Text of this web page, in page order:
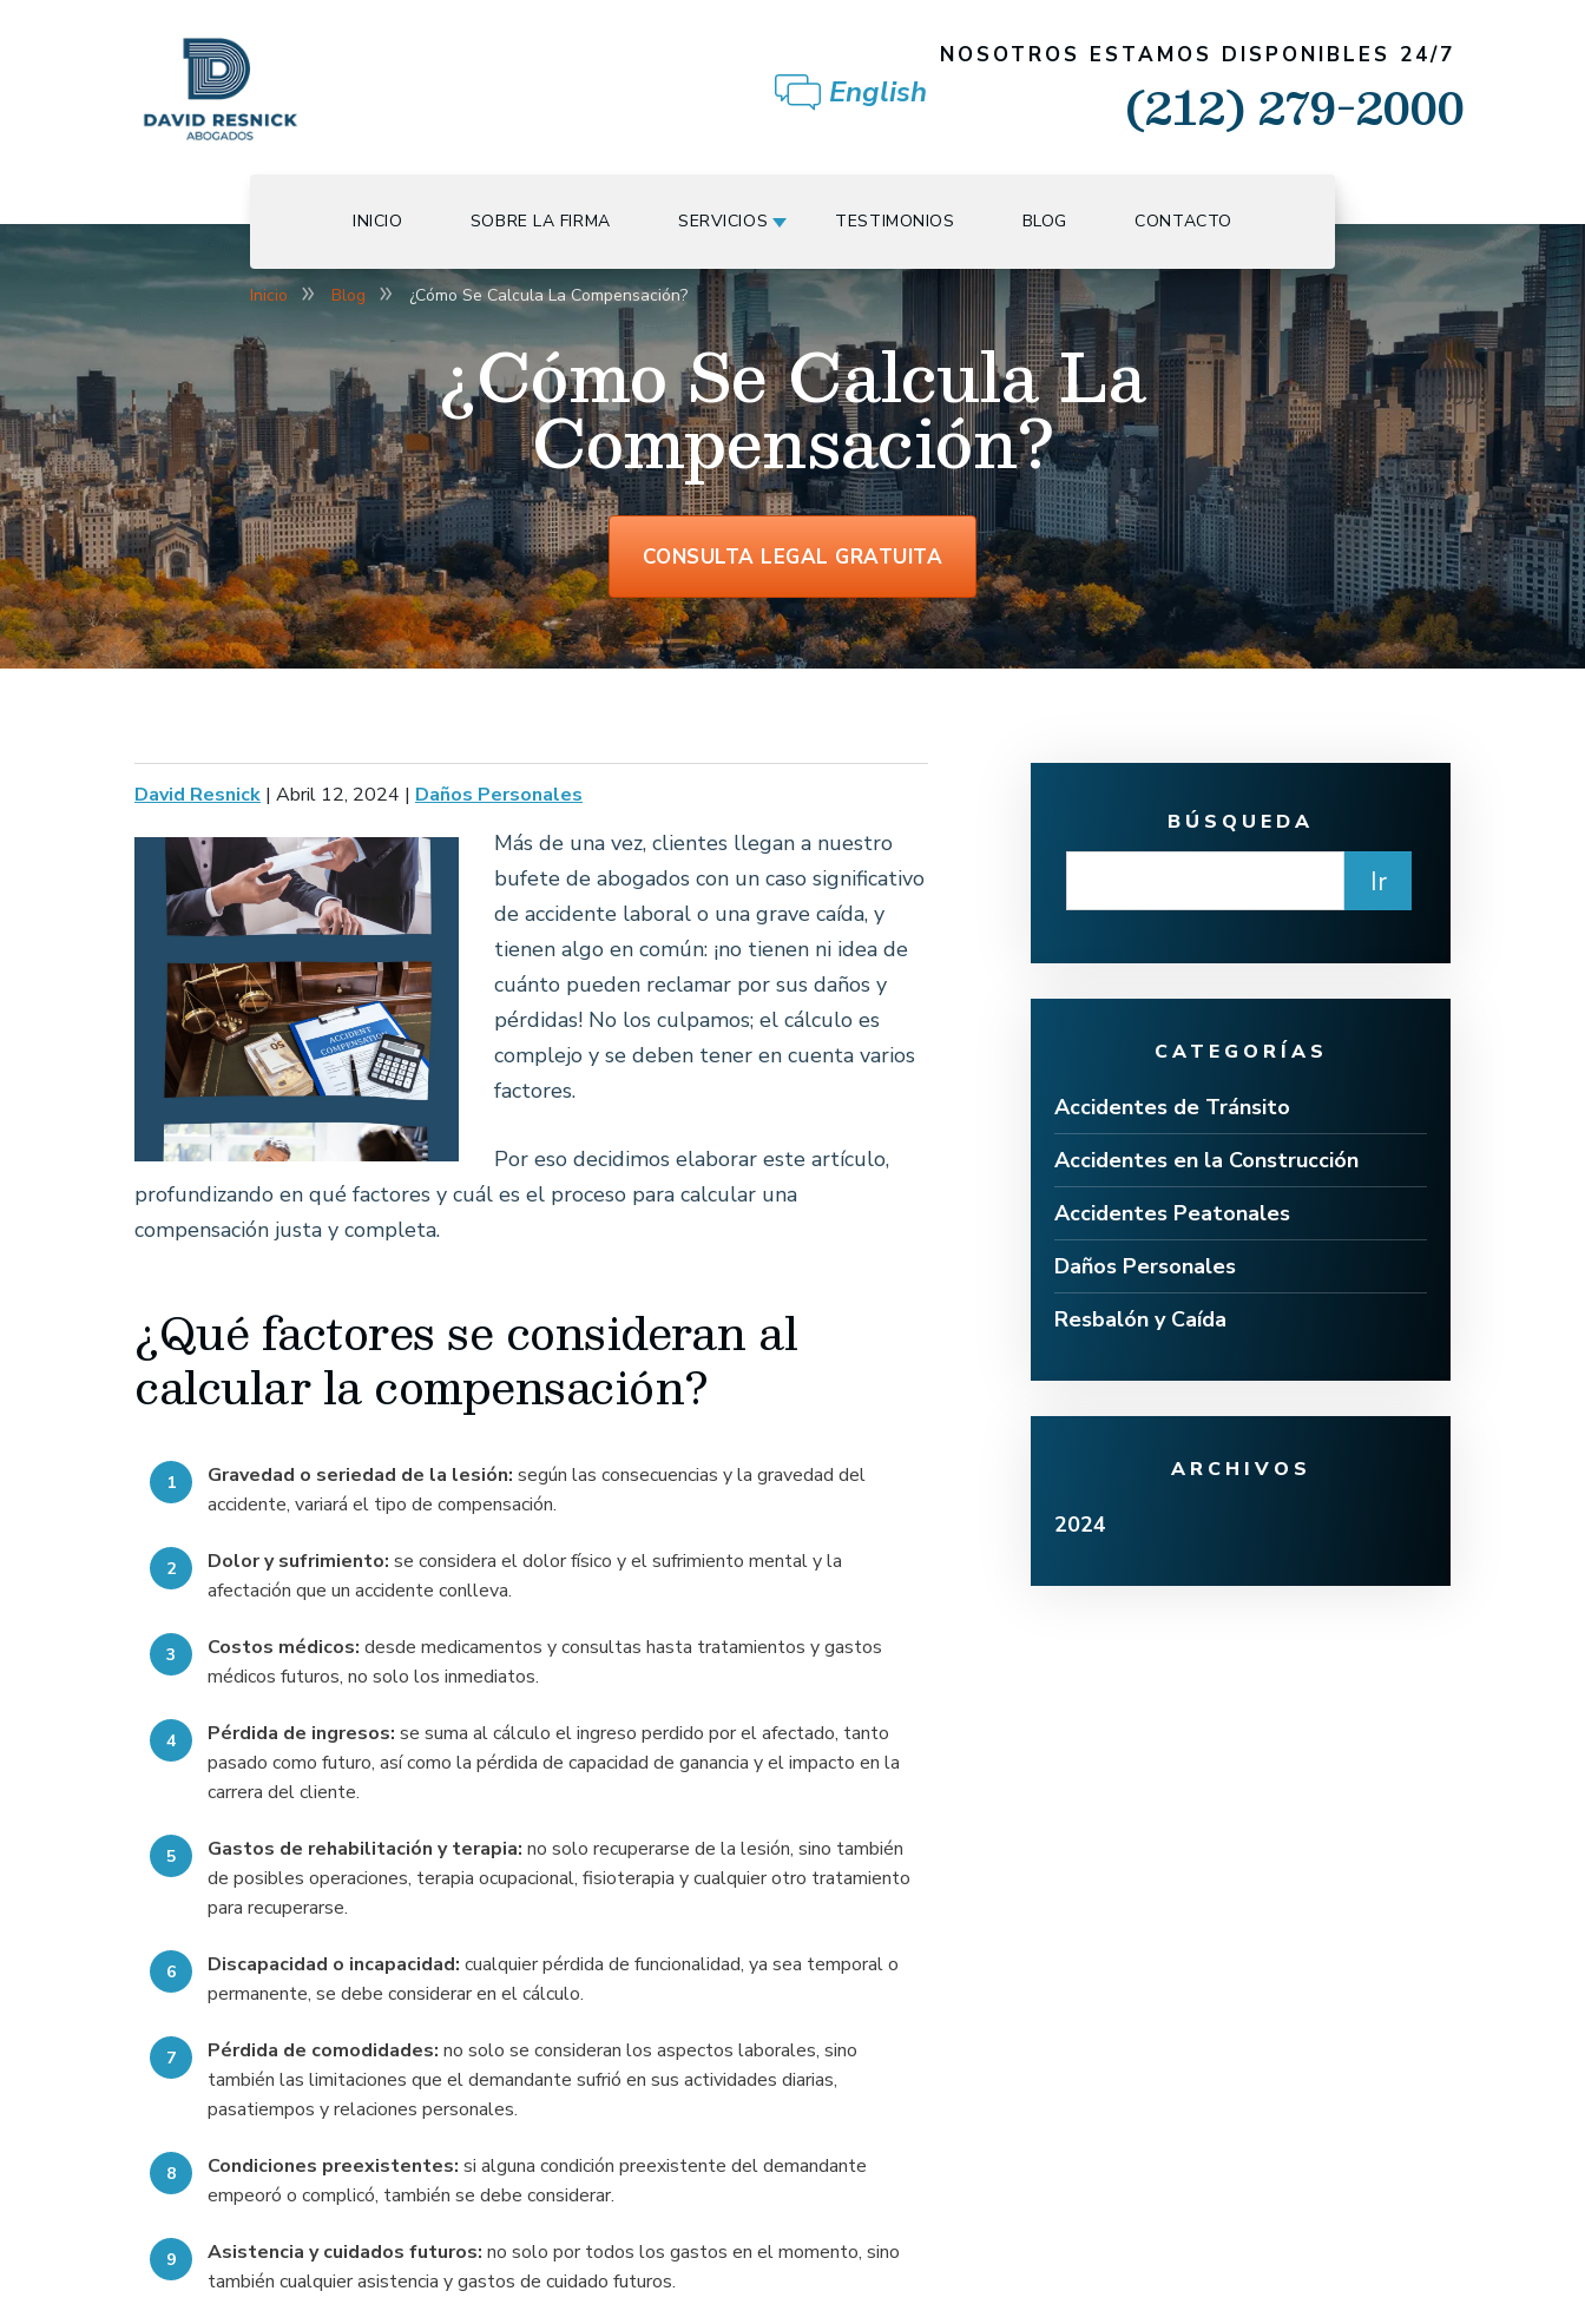
English
NOSOTROS ESTAMOS DISPONIBLES 24/7
(212) 279-2000
INICIO SOBRE LA FIRMA SERVICIOS TESTIMONIOS BLOG CONTACTO
¿Cómo Se Calcula La
Compensación?
CONSULTA LEGAL GRATUITA
Inicio Blog ¿Cómo Se Calcula La Compensación?
David Resnick | Abril 12, 2024 | Daños Personales
Más de una vez, clientes llegan a nuestro
bufete de abogados con un caso significativo
de accidente laboral o una grave caída, y
tienen algo en común: ¡no tienen ni idea de
cuánto pueden reclamar por sus daños y
pérdidas! No los culpamos; el cálculo es
complejo y se deben tener en cuenta varios
factores.
Por eso decidimos elaborar este artículo,
profundizando en qué factores y cuál es el proceso para calcular una
compensación justa y completa.
¿Qué factores se consideran al
calcular la compensación?
Gravedad o seriedad de la lesión: según las consecuencias y la gravedad del
accidente, variará el tipo de compensación.
Dolor y sufrimiento: se considera el dolor físico y el sufrimiento mental y la
afectación que un accidente conlleva.
Costos médicos: desde medicamentos y consultas hasta tratamientos y gastos
médicos futuros, no solo los inmediatos.
Pérdida de ingresos: se suma al cálculo el ingreso perdido por el afectado, tanto
pasado como futuro, así como la pérdida de capacidad de ganancia y el impacto en la
carrera del cliente.
Gastos de rehabilitación y terapia: no solo recuperarse de la lesión, sino también
de posibles operaciones, terapia ocupacional, fisioterapia y cualquier otro tratamiento
para recuperarse.
Discapacidad o incapacidad: cualquier pérdida de funcionalidad, ya sea temporal o
permanente, se debe considerar en el cálculo.
Pérdida de comodidades: no solo se consideran los aspectos laborales, sino
también las limitaciones que el demandante sufrió en sus actividades diarias,
pasatiempos y relaciones personales.
Condiciones preexistentes: si alguna condición preexistente del demandante
empeoró o complicó, también se debe considerar.
Asistencia y cuidados futuros: no solo por todos los gastos en el momento, sino
también cualquier asistencia y gastos de cuidado futuros.
BÚSQUEDA
CATEGORÍAS
Accidentes de Tránsito
Accidentes en la Construcción
Accidentes Peatonales
Daños Personales
Resbalón y Caída
ARCHIVOS
2024